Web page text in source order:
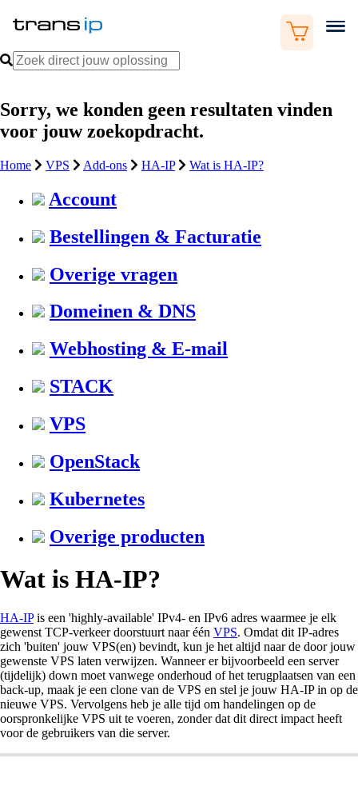
Sorry, we konden geen resultaten vinden
voor jouw zoekopdracht.
Home VPS Add-ons HA-IP Wat is HA-IP?
Account
Bestellingen & Facturatie
Overige vragen
Domeinen & DNS
Webhosting & E-mail
STACK
VPS
OpenStack
Kubernetes
Overige producten
Wat is HA-IP?
HA-IPis een 'highly-available' IPv4- en IPv6 adres waarmee je elk
gewenst TCP-verkeer doorstuurt naar één VPS. Omdat dit IP-adres
zich 'buiten' jouw VPS(en) bevindt, kun je het altijd naar de door jouw
gewenste VPS laten verwijzen. Wanneer er bijvoorbeeld een server
(tijdelijk) down moet vanwege onderhoud of het terugplaatsen van een
back-up, maak je een clone van de VPS en stel je jouw HA-IP in op de
nieuwe VPS. Vervolgens heb je alle tijd om handelingen op de
oorspronkelijke VPS uit te voeren, zonder dat dit direct impact heeft
voor de gebruikers van die server.